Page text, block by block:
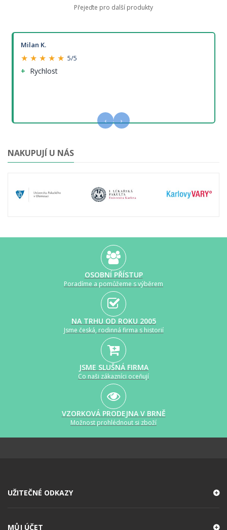
Přejeďte pro další produkty
Milan K.
★ ★ ★ ★ ★ 5/5
Rychlost
‹ ›
NAKUPUJÍ U NÁS
OSOBNÍ PŘÍSTUP
Poradíme a pomůžeme s výběrem
NA TRHU OD ROKU 2005
Jsme česká, rodinná firma s historií
JSME SLUŠNÁ FIRMA
Co naši zákazníci oceňují
VZORKOVÁ PRODEJNA V BRNĚ
Možnost prohlédnout si zboží
UŽITEČNÉ ODKAZY
MŮJ ÚČET